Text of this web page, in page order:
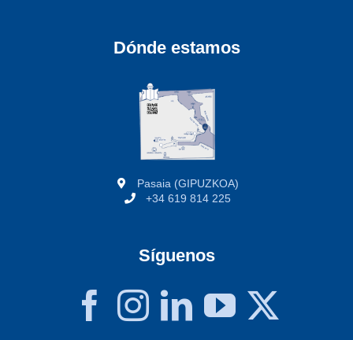
Dónde estamos
Pasaia (GIPUZKOA)
+34 619 814 225
Síguenos